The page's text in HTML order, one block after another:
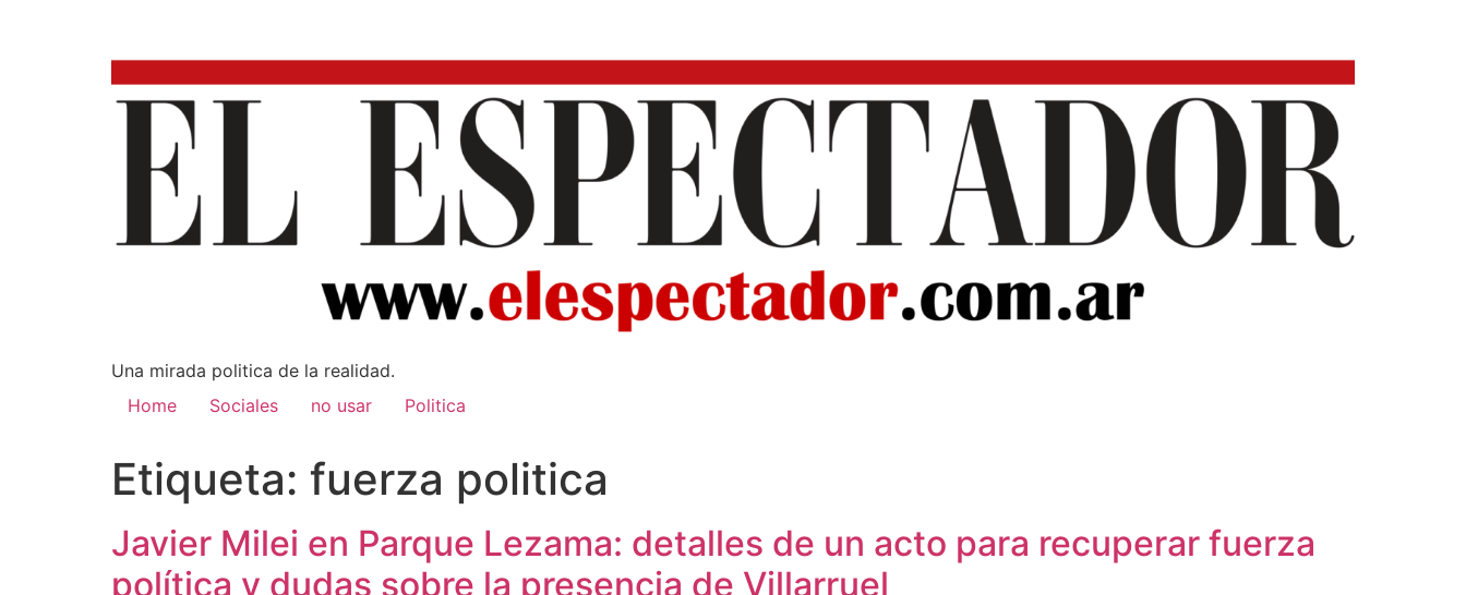
Una mirada poli­tica de la realidad.
Home
Sociales no usar Politica
Etiqueta: fuerza politica
Javier Milei en Parque Lezama: detalles de un acto para recuperar fuerza
política y dudas sobre la presencia de Villarruel